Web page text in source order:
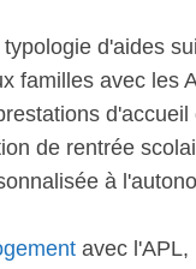
d'aides
familles avec les
d'accueil
de rentrée
à
avec l'APL,